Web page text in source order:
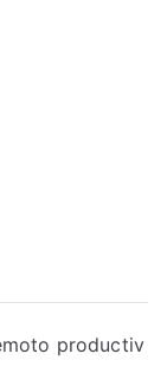
productiv